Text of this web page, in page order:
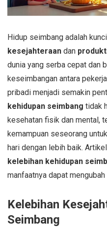
Hidup seimbang adalah
kesejahteraan dan
dunia yang serba cepat dan
keseimbangan antara
pribadi menjadi semakin
kehidupan seimbang tidak
kesehatan fisik dan mental,
kemampuan seseorang
hari dengan lebih baik.
kelebihan kehidupan
manfaatnya dapat
Kelebihan
Seimbang